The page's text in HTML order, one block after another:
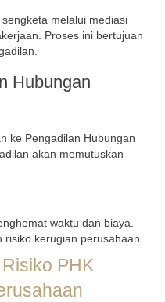
melalui mediasi
Proses ini bertujuan
Hubungan
ke Pengadilan Hubungan
akan memutuskan
waktu dan biaya.
risiko kerugian perusahaan.
PHK